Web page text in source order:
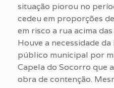
situação piorou no
cedeu em proporções
em risco a rua acima
Houve a necessidade
público municipal por
Capela do Socorro que
obra de contenção.